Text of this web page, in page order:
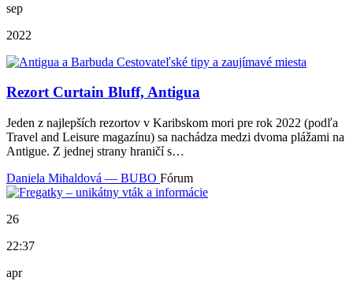
sep
2022
Rezort Curtain Bluff, Antigua
Jeden z najlepších rezortov v Karibskom mori pre rok 2022 (podľa
Travel and Leisure magazínu) sa nachádza medzi dvoma plážami na
Antigue. Z jednej strany hraničí s…
Daniela Mihaldová — BUBO Fórum
26
22:37
apr